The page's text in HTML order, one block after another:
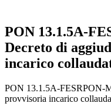
PON 13.1.5A-
Decreto di
incarico
PON 13.1.5A-FESRPON-
provvisoria incarico